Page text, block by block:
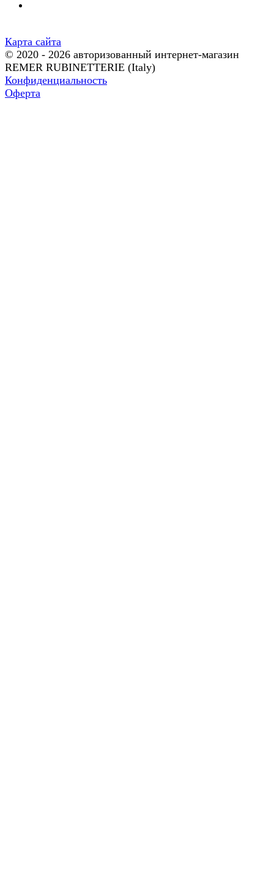
Карта сайта
© 2020 - 2026 авторизованный интернет-магазин
REMER RUBINETTERIE (Italy)
Конфиденциальность
Оферта